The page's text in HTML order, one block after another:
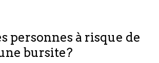
personnes à risque de
bursite?